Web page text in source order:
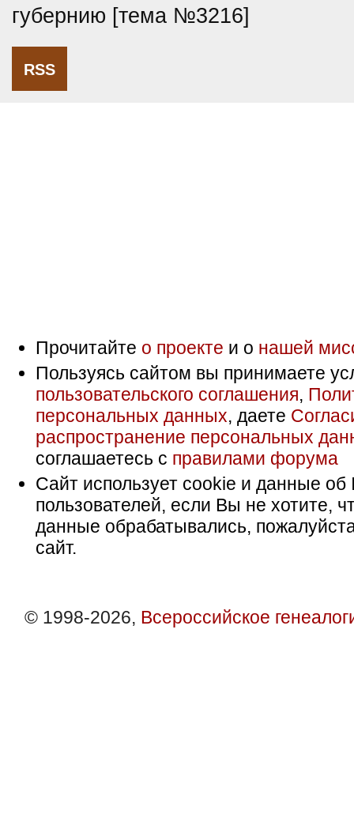
губернию [тема №3216]
RSS
Прочитайте о проекте и о нашей
Пользуясь сайтом вы принимаете
пользовательского соглашения,
персональных данных, даете
распространение персональных
соглашаетесь с правилами форума
Сайт использует cookie и данные об
пользователей, если Вы не хотите,
данные обрабатывались,
сайт.
© 1998-2026, Всероссийское